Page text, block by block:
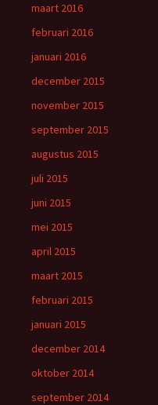
maart 2016
februari 2016
januari 2016
december 2015
november 2015
september 2015
augustus 2015
juli 2015
juni 2015
mei 2015
april 2015
maart 2015
februari 2015
januari 2015
december 2014
oktober 2014
september 2014